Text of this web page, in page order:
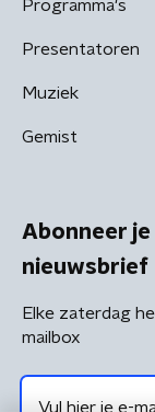
Programma's
Presentatoren
Muziek
Gemist
Abonneer
nieuwsbrief
Elke zaterdag
mailbox